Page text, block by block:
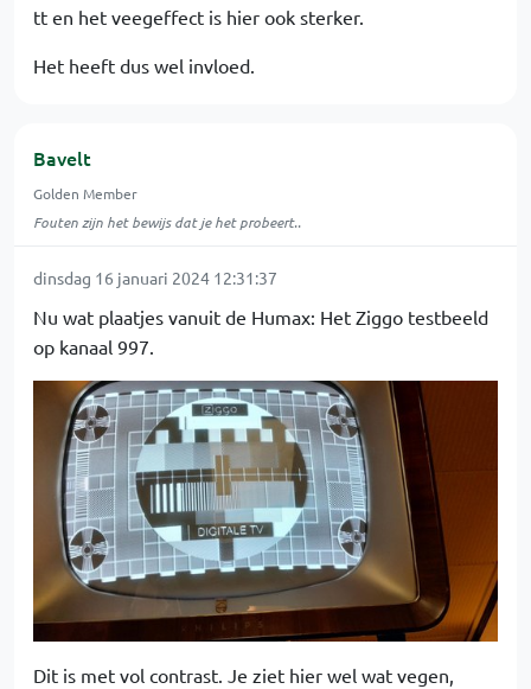
tt en het veegeffect is hier ook sterker.
Het heeft dus wel invloed.
Bavelt
Golden Member
Fouten zijn het bewijs dat je het probeert..
dinsdag 16 januari 2024 12:31:37
Nu wat plaatjes vanuit de Humax: Het Ziggo testbeeld
op kanaal 997.
Dit is met vol contrast. Je ziet hier wel wat vegen,